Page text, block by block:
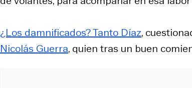
¿Los damnificados? Tanto Díaz,
Nicolás Guerra, quien tras un buen